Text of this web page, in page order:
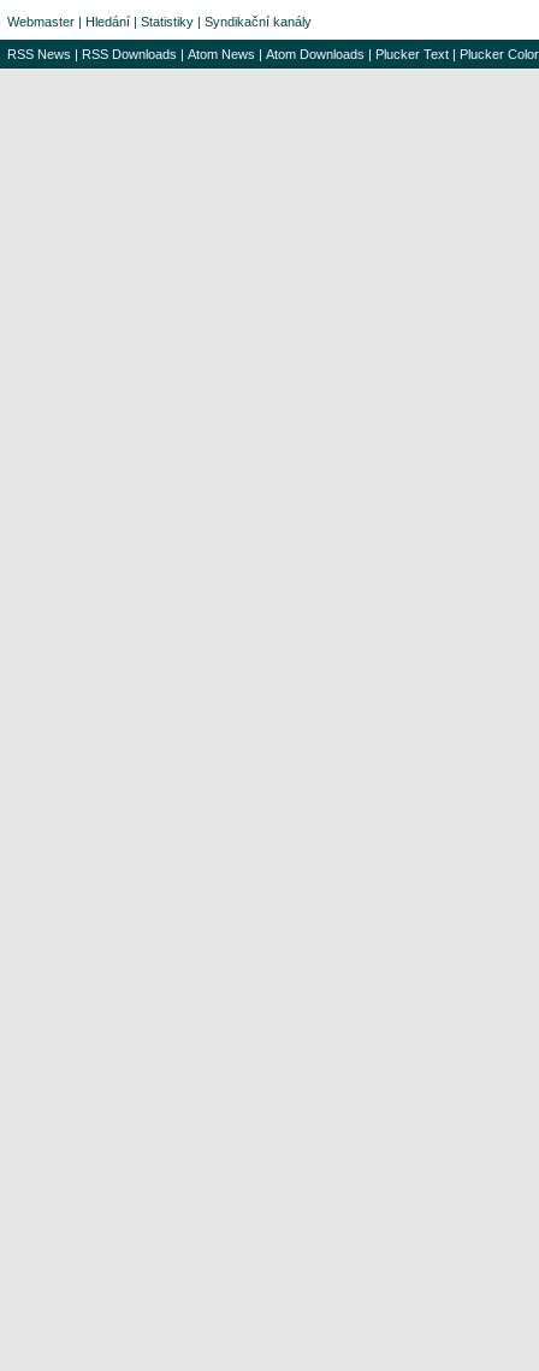
Webmaster | Hledání | Statistiky | Syndikační kanály
RSS News | RSS Downloads | Atom News | Atom Downloads | Plucker Text | Plucker Color